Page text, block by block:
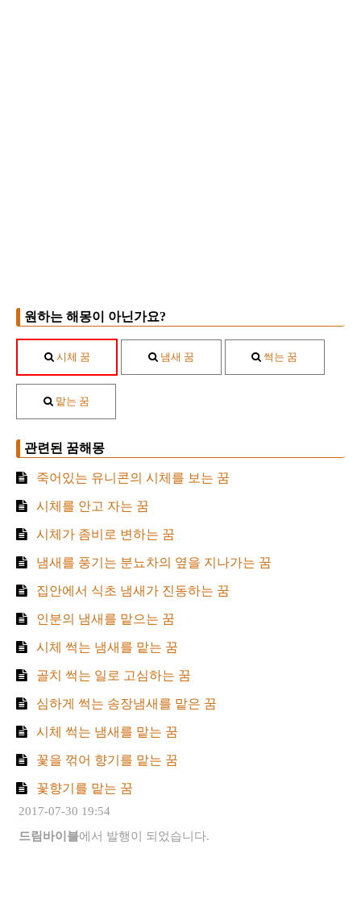
원하는 해몽이 아닌가요?
시체 꿈 냄새 꿈 썩는 꿈
맡는 꿈
관련된 꿈해몽
죽어있는 유니콘의 시체를 보는 꿈
시체를 안고 자는 꿈
시체가 좀비로 변하는 꿈
냄새를 풍기는 분뇨차의 옆을 지나가는 꿈
집안에서 식초 냄새가 진동하는 꿈
인분의 냄새를 맡으는 꿈
시체 썩는 냄새를 맡는 꿈
골치 썩는 일로 고심하는 꿈
심하게 썩는 송장냄새를 맡은 꿈
시체 썩는 냄새를 맡는 꿈
꽃을 꺾어 향기를 맡는 꿈
꽃향기를 맡는 꿈
2017-07-30 19:54
드림바이블에서 발행이 되었습니다.